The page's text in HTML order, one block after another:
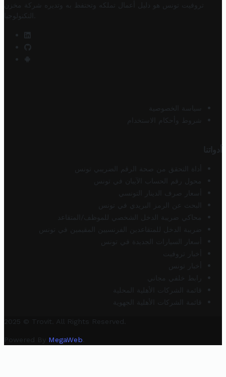
تروفيت تونس هو دليل أعمال تملكه وتحتفظ به وتديره
شركة مخزن
التكنولوجيا
سياسة الخصوصية
شروط وأحكام الاستخدام
أدواتنا
أداة التحقق من صحة الرقم الضريبي تونس
محول رقم الحساب الآيبان في تونس
أسعار صرف الدينار التونسي
البحث عن الرمز البريدي في تونس
محاكي ضريبة الدخل الشخصي للموظف/المتقاعد
ضريبة الدخل للمتقاعدين الفرنسيين المقيمين في تونس
أسعار السيارات الجديدة في تونس
أخبار تروفيت
أخبار تونس
رابط خلفي مجاني
قائمة الشركات الأهلية المحلية
قائمة الشركات الأهلية الجهوية
2025 © Trovit. All Rights Reserved.
Powered By MegaWeb